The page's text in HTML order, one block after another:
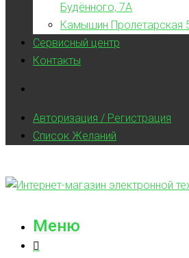
Будённого, 7А
Камышин Пролетарская
Сервисный центр
Контакты
Авторизация / Регистрация
Список Желаний
Меню